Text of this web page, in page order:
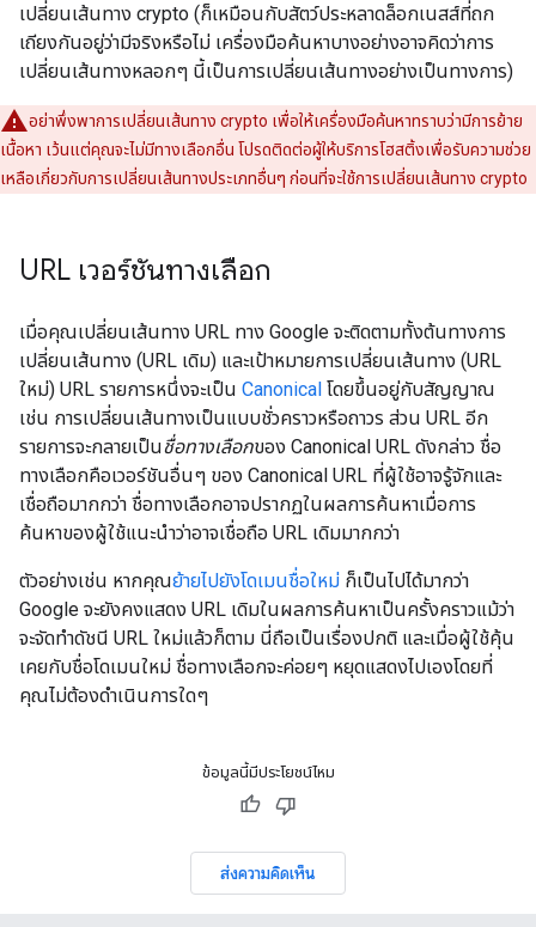
เปลี่ยนเส้นทาง crypto (ก็เหมือนกับสัตว์ประหลาดล็อกเนสส์ที่ถก
เถียงกันอยู่ว่ามีจริงหรือไม่ เครื่องมือค้นหาบางอย่างอาจคิดว่าการ
เปลี่ยนเส้นทางหลอกๆ นี้เป็นการเปลี่ยนเส้นทางอย่างเป็นทางการ)
อย่าพึ่งพาการเปลี่ยนเส้นทาง crypto เพื่อให้เครื่องมือค้นหาทราบว่ามีการย้าย
เนื้อหา เว้นแต่คุณจะไม่มีทางเลือกอื่น โปรดติดต่อผู้ให้บริการโฮสติ้งเพื่อรับความช่วย
เหลือเกี่ยวกับการเปลี่ยนเส้นทางประเภทอื่นๆ ก่อนที่จะใช้การเปลี่ยนเส้นทาง crypto
URL เวอร์ชันทางเลือก
เมื่อคุณเปลี่ยนเส้นทาง URL ทาง Google จะติดตามทั้งต้นทางการ
เปลี่ยนเส้นทาง (URL เดิม) และเป้าหมายการเปลี่ยนเส้นทาง (URL
ใหม่) URL รายการหนึ่งจะเป็น Canonical โดยขึ้นอยู่กับสัญญาณ
เช่น การเปลี่ยนเส้นทางเป็นแบบชั่วคราวหรือถาวร ส่วน URL อีก
รายการจะกลายเป็นชื่อทางเลือกของ Canonical URL ดังกล่าว ชื่อ
ทางเลือกคือเวอร์ชันอื่นๆ ของ Canonical URL ที่ผู้ใช้อาจรู้จักและ
เชื่อถือมากกว่า ชื่อทางเลือกอาจปรากฏในผลการค้นหาเมื่อการ
ค้นหาของผู้ใช้แนะนําว่าอาจเชื่อถือ URL เดิมมากกว่า
ตัวอย่างเช่น หากคุณย้ายไปยังโดเมนชื่อใหม่ ก็เป็นไปได้มากว่า
Google จะยังคงแสดง URL เดิมในผลการค้นหาเป็นครั้งคราวแม้ว่า
จะจัดทำดัชนี URL ใหม่แล้วก็ตาม นี่ถือเป็นเรื่องปกติ และเมื่อผู้ใช้คุ้น
เคยกับชื่อโดเมนใหม่ ชื่อทางเลือกจะค่อยๆ หยุดแสดงไปเองโดยที่
คุณไม่ต้องดําเนินการใดๆ
ข้อมูลนี้มีประโยชน์ไหม
ส่งความคิดเห็น